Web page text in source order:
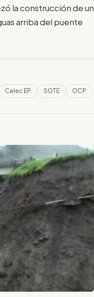
la construcción de un
arriba del puente
Celec EP SOTE OCP